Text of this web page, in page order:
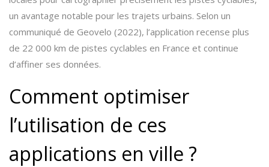
un avantage notable pour les trajets urbains. Selon un
communiqué de Geovelo (2022), l’application recense plus
de 22 000 km de pistes cyclables en France et continue
d’affiner ses données.
Comment optimiser
l’utilisation de ces
applications en ville ?